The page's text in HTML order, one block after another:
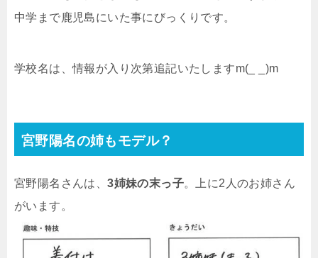
中学まで鹿児島にいた事にびっくりです。
学校名は、情報が入り次第追記いたしますm(_ _)m
宮野陽名の姉もモデル？
宮野陽名さんは、3姉妹の末っ子。上に2人のお姉さん
がいます。